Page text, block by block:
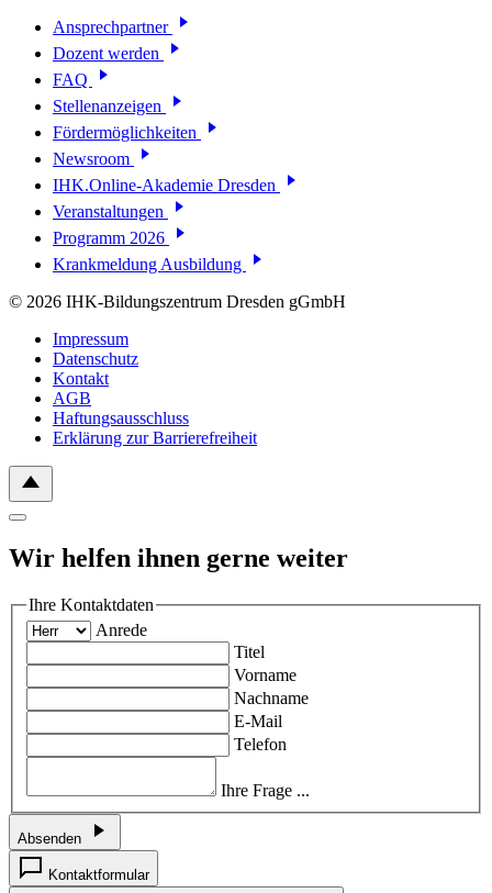
Ansprechpartner
Dozent werden
FAQ
Stellenanzeigen
Fördermöglichkeiten
Newsroom
IHK.Online-Akademie Dresden
Veranstaltungen
Programm 2026
Krankmeldung Ausbildung
© 2026 IHK-Bildungszentrum Dresden gGmbH
Impressum
Datenschutz
Kontakt
AGB
Haftungsausschluss
Erklärung zur Barrierefreiheit
Wir helfen ihnen gerne weiter
Ihre Kontaktdaten
Anrede
Titel
Vorname
Nachname
E-Mail
Telefon
Ihre Frage ...
Absenden
Kontaktformular